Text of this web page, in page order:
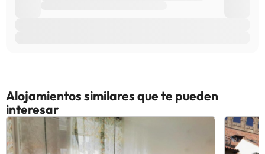
Alojamientos similares que te pueden
interesar